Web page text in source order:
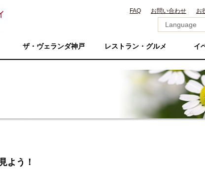
FAQ お問い合わせ お
ザ・ヴェランダ神戸 レストラン・グルメ イ
よう！